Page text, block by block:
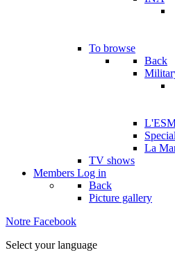
To browse
Back
La
TV shows
Members Log in
Back
Picture gallery
Notre Facebook
Select your language